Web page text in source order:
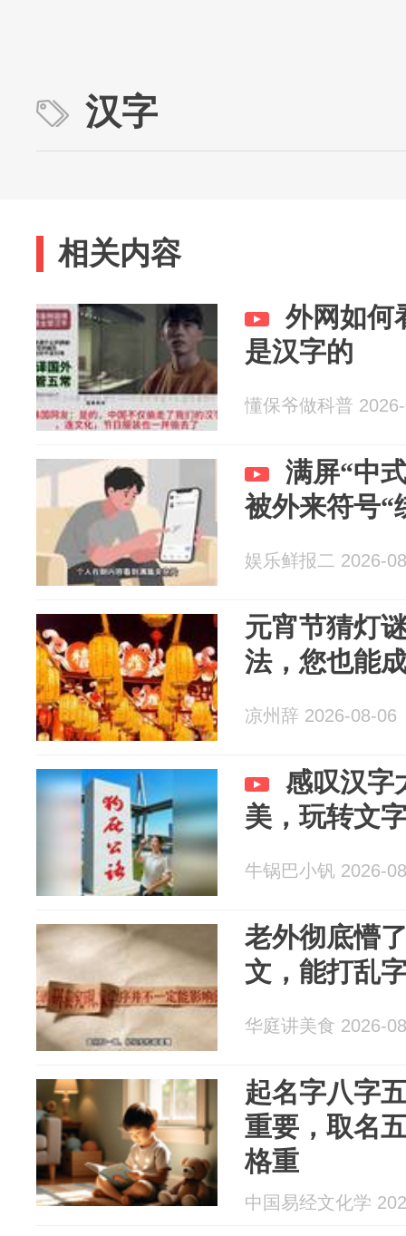
汉字
相关内容
外网如何
是汉字的
懂保爷做科普
满屏“中
被外来符号“
娱乐鲜报二 2026-
元宵节猜灯
法，您也能
凉州辞 2026-08-06
感叹汉字
美，玩转文
牛锅巴小钒 2026-
老外彻底懵
文，能打乱
华庭讲美食 2026-
起名字八字
重要，取名
格重
中国易经文化学